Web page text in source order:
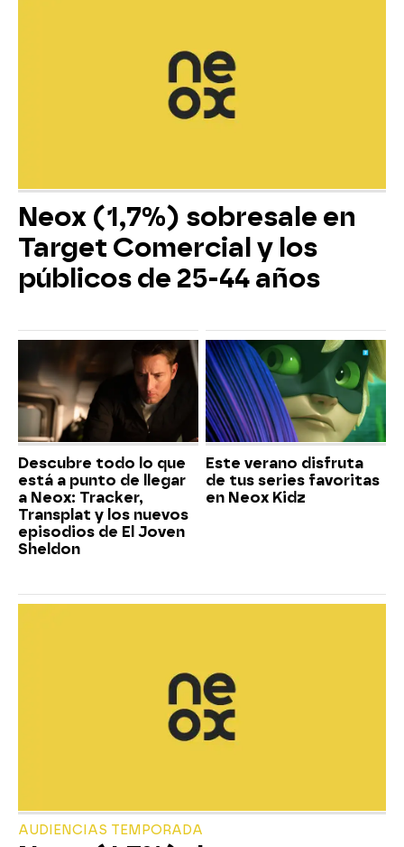
Neox (1,7%) sobresale en
Target Comercial y los
públicos de 25-44 años
Descubre todo lo que
está a punto de llegar
a Neox: Tracker,
Transplat y los nuevos
episodios de El Joven
Sheldon
Este verano disfruta
de tus series favoritas
en Neox Kidz
AUDIENCIAS TEMPORADA